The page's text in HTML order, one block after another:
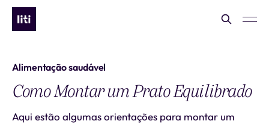
Alimentação saudável
Como Montar um Prato Equilibrado
Aqui estão algumas orientações para montar um